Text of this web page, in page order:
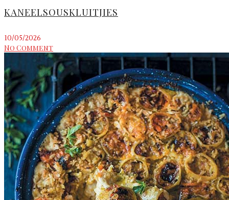
KANEELSOUSKLUITJIES
10/05/2026
No Comment